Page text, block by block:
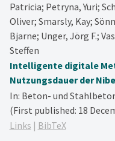
Patricia; Petryna, Yuri;
Oliver; Smarsly, Kay;
Bjarne; Unger, Jörg F.;
Steffen
Intelligente digitale
Nutzungsdauer der
In: Beton- und
(First published: 18
Links | BibTeX